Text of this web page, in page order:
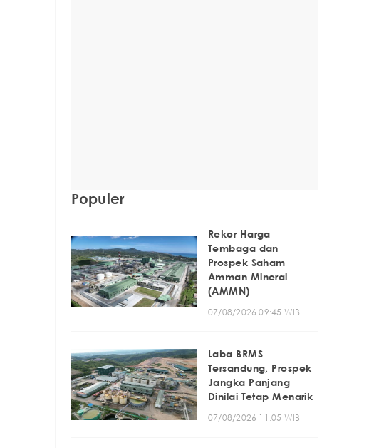
Populer
Rekor Harga
Tembaga dan
Prospek Saham
Amman Mineral
(AMMN)
07/08/2026 09:45 WIB
Laba BRMS
Tersandung, Prospek
Jangka Panjang
Dinilai Tetap Menarik
07/08/2026 11:05 WIB